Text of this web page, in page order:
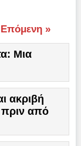
Επόμενη »
Μια
ακριβή
πριν από